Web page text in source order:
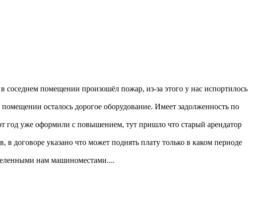
помещении произошёл пожар, из-за этого у нас испортилось
осталось дорогое оборудование. Имеет задолженность по
год уже оформили с повышением, тут пришло что старый арендатор
договоре указано что может поднять плату только в каком периоде
нам машиноместами....